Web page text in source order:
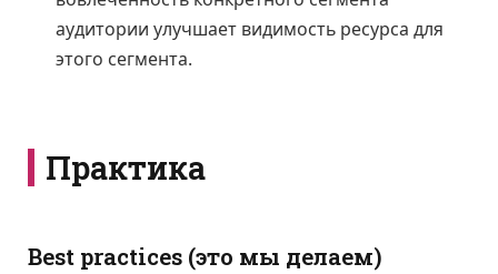
аудитории улучшает видимость ресурса для
этого сегмента.
Практика
Best practices (это мы делаем)